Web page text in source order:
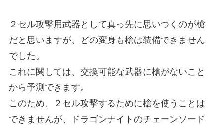
２セル攻撃用武器として真っ先に思いつくのが槍
だと思いますが、どの変身も槍は装備できません
でした。
これに関しては、交換可能な武器に槍がないこと
から予測できます。
このため、２セル攻撃するために槍を使うことは
できませんが、ドラゴンナイトのチェーンソード